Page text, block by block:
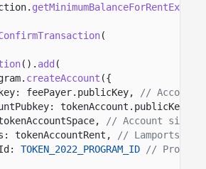
(
(). add (
createAccount ({
feePayer.publicKey,
// Account
tokenAccount.publicKey,
// Account size
tokenAccountRent,
// Lamports
TOKEN_2022_PROGRAM_ID
//